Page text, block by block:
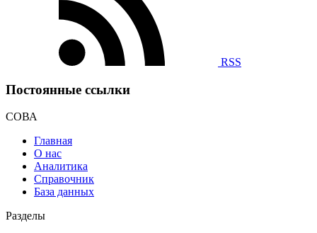
RSS
Постоянные ссылки
СОВА
Главная
О нас
Аналитика
Справочник
База данных
Разделы